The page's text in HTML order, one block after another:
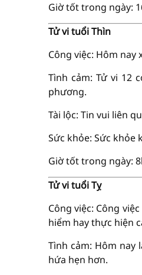
Giờ tốt trong ngày:
Tử vi tuổi Thìn
Công việc: Hôm
Tình cảm: Tử vi 12
phương.
Tài lộc: Tin vui liên
Sức khỏe: Sức khỏe
Giờ tốt trong ngày:
Tử vi tuổi Tỵ
Công việc: Công
hiểm hay thực hiện
Tình cảm: Hôm
hứa hẹn hơn.